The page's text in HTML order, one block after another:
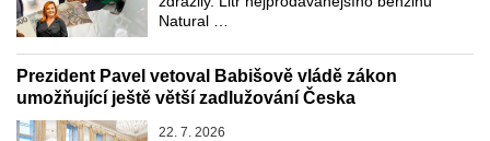
Natural …
Prezident Pavel vetoval Babišově vládě zákon
umožňující ještě větší zadlužování Česka
22. 7. 2026